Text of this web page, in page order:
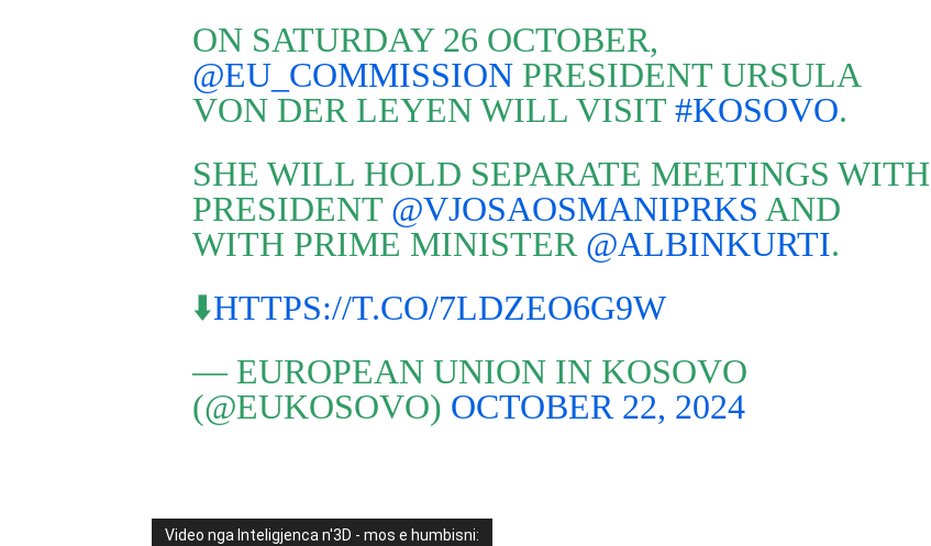
ON SATURDAY 26 OCTOBER,
@EU_COMMISSION PRESIDENT URSULA
VON DER LEYEN WILL VISIT#KOSOVO.
SHE WILL HOLD SEPARATE MEETINGS WITH
PRESIDENT @VJOSAOSMANIPRKS AND
WITH PRIME MINISTER @ALBINKURTI.
⬇️HTTPS://T.CO/7LDZEO6G9W
— EUROPEAN UNION IN KOSOVO
(@EUKOSOVO) OCTOBER 22, 2024
Video nga Inteligjenca n'3D - mos e humbisni: